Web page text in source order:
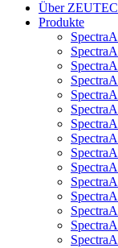
Über ZEUTEC
Produkte